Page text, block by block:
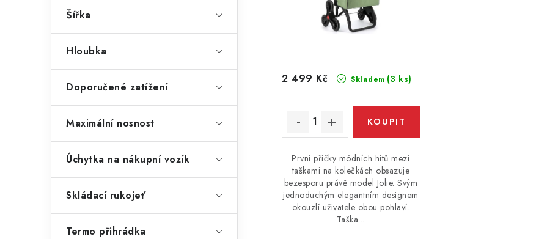
Šířka
Hloubka
Doporučené zatížení
Maximální nosnost
Úchytka na nákupní vozík
Skládací rukojeť
Termo přihrádka
u
t
ů
Skladem (3 ks)
2 499 Kč
První příčky módních hitů mezi
taškami na kolečkách obsazuje
bezesporu právě model Jolie. Svým
jednoduchým elegantním designem
okouzlí uživatele obou pohlaví.
Taška...